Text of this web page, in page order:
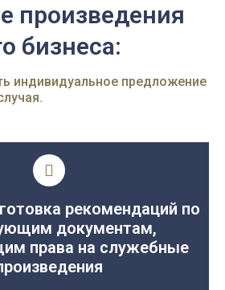
произведения
бизнеса:
индивидуальное предложение
рекомендаций по
документам,
права на служебные